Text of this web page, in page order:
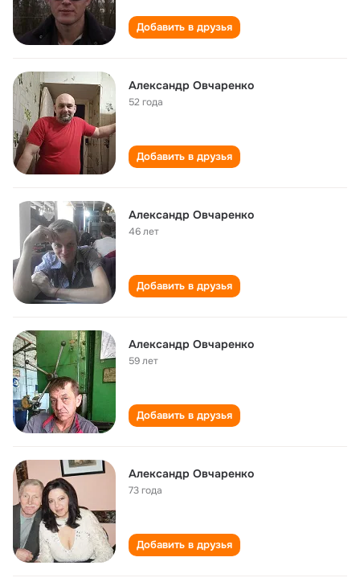
Добавить в друзья
Александр Овчаренко
52 года
Добавить в друзья
Александр Овчаренко
46 лет
Добавить в друзья
Александр Овчаренко
59 лет
Добавить в друзья
Александр Овчаренко
73 года
Добавить в друзья